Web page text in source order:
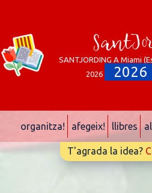
SANTJORDING A Miami
2026
2026
organitza! afegeix! llibres
T'agrada la idea?